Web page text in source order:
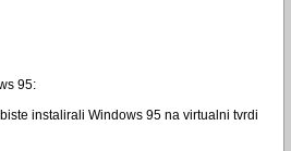
95:
instalirali Windows 95 na virtualni tvrdi